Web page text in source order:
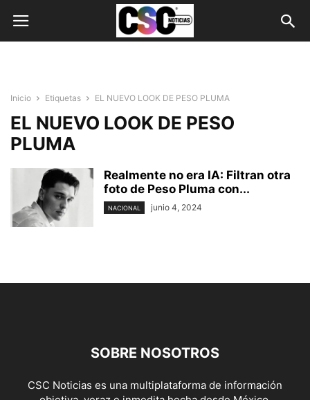
Inicio Etiquetas EL NUEVO LOOK DE PESO PLUMA
EL NUEVO LOOK DE PESO
PLUMA
Realmente no era IA: Filtran otra
foto de Peso Pluma con...
NACIONAL junio 4, 2024
SOBRE NOSOTROS
CSC Noticias es una multiplataforma de información